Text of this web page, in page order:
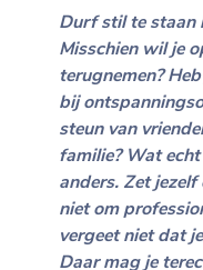
Durf stil te staan
Misschien wil je
terugnemen?
bij
steun van
familie? Wat
anders. Zet jezelf
niet om
vergeet niet dat
Daar mag je